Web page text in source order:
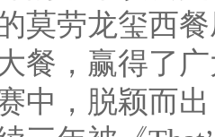
莫劳龙玺西
餐，赢得了
中，脱颖而